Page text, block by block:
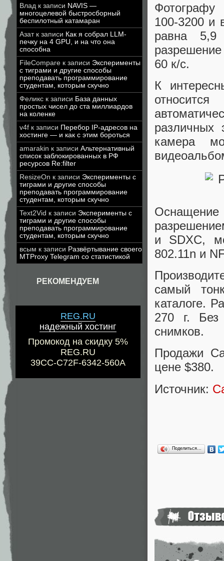
Влад к записи NAVIS —
многоцелевой быстросборный
беспилотный катамаран
Азатк записи Как я собрал LLM-
печку на 4 GPU, и на что она
способна
FileCompare к записи Эксперименты
с тиграми и другие способы
преподавать программирование
студентам, которым скучно
Феликс к записи База данных
простых чисел до ста миллиардов
на коленке
v4f к записи Перебор IP-адресов на
хостинге — и как с этим бороться
amarakin к записи Альтернативный
список заблокированных в РФ
ресурсов Re:filter
ResizeOn к записи Эксперименты с
тиграми и другие способы
преподавать программирование
студентам, которым скучно
Text2Vid к записи Эксперименты с
тиграми и другие способы
преподавать программирование
студентам, которым скучно
всым к записи Развёртывание своего
MTProxy Telegram со статистикой
РЕКОМЕНДУЕМ
REG.RU
надежный хостинг
Промокод на скидку 5%
REG.RU
39CC-C72F-6342-560A
Фотографу
100-3200 и
равна 5,9
разрешение
60 к/с.
К
камера
и SDXC,
802.11n и
самый
каталоге.
270 г. Без
снимков.
Продажи
цене $380.
Источник:
Поделиться…